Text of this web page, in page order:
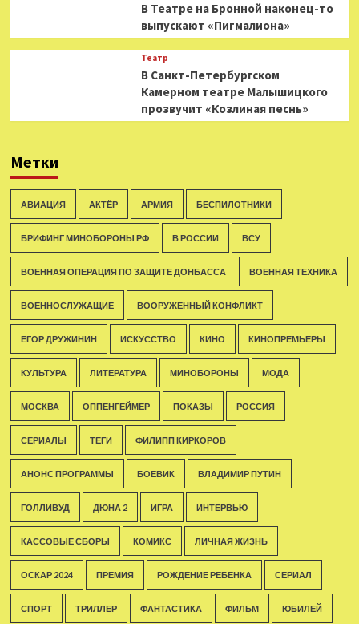
В Театре на Бронной наконец-то
выпускают «Пигмалиона»
Театр
В Санкт-Петербургском
Камерном театре Малышицкого
прозвучит «Козлиная песнь»
Метки
АВИАЦИЯ АКТЁР АРМИЯ БЕСПИЛОТНИКИ
БРИФИНГ МИНОБОРОНЫ РФ В РОССИИ ВСУ
ВОЕННАЯ ОПЕРАЦИЯ ПО ЗАЩИТЕ ДОНБАССА ВОЕННАЯ ТЕХНИКА
ВОЕННОСЛУЖАЩИЕ ВООРУЖЕННЫЙ КОНФЛИКТ
ЕГОР ДРУЖИНИН ИСКУССТВО КИНО КИНОПРЕМЬЕРЫ
КУЛЬТУРА ЛИТЕРАТУРА МИНОБОРОНЫ МОДА
МОСКВА ОППЕНГЕЙМЕР ПОКАЗЫ РОССИЯ
СЕРИАЛЫ ТЕГИ ФИЛИПП КИРКОРОВ
АНОНС ПРОГРАММЫ БОЕВИК ВЛАДИМИР ПУТИН
ГОЛЛИВУД ДЮНА 2 ИГРА ИНТЕРВЬЮ
КАССОВЫЕ СБОРЫ КОМИКС ЛИЧНАЯ ЖИЗНЬ
ОСКАР 2024 ПРЕМИЯ РОЖДЕНИЕ РЕБЕНКА СЕРИАЛ
СПОРТ ТРИЛЛЕР ФАНТАСТИКА ФИЛЬМ ЮБИЛЕЙ